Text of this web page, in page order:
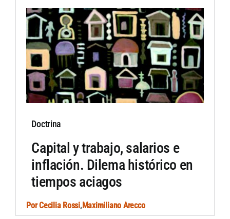
Doctrina
Capital y trabajo, salarios e
inflación. Dilema histórico en
tiempos aciagos
PorCecilia Rossi,Maximiliano Arecco